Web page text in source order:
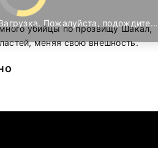
убийцы по прозвищу Шакал,
меняя свою внешность.
Пожалуйста, подождите...